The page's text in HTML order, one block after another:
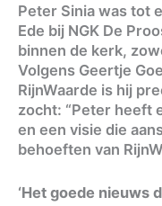
Peter Sinia was tot
Ede bij NGK De
binnen de kerk,
Volgens Geertje
RijnWaarde is hij
zocht: “Peter heeft
en een visie die
behoeften van
‘Het goede nieuws